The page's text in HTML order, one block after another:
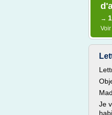
→
Je